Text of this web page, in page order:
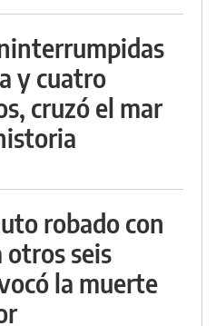
y cuatro
cruzó el mar
robado con
otros seis
la muerte